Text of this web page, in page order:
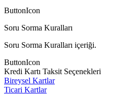
ButtonIcon
Soru Sorma Kuralları
Soru Sorma Kuralları içeriği.
ButtonIcon
Kredi Kartı Taksit Seçenekleri
Bireysel Kartlar
Ticari Kartlar